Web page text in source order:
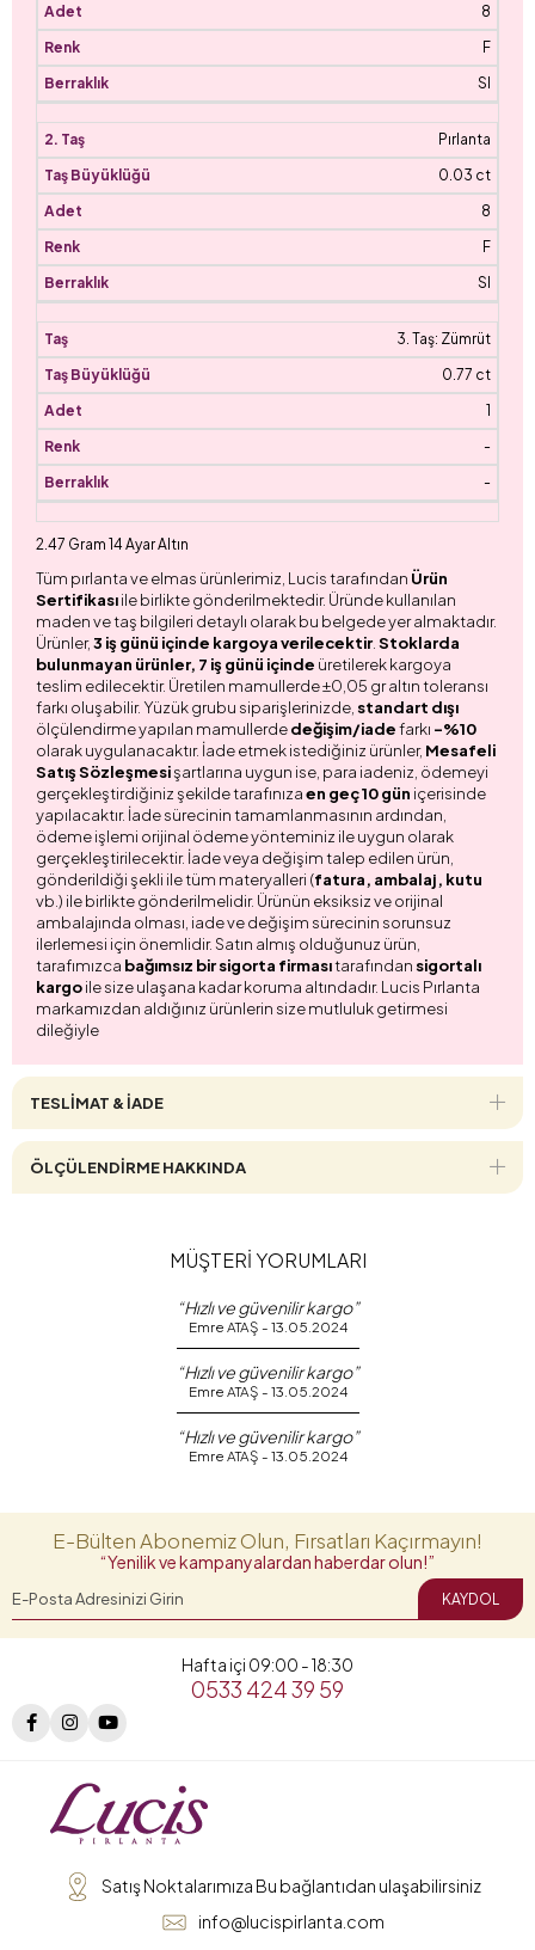
8
F
SI
Pırlanta
0.03 ct
8
F
SI
3. Taş: Zümrüt
0.77 ct
1
-
-
2.47 Gram 14 Ayar Altın
Tüm pırlanta ve elmas ürünlerimiz, Lucis tarafından Ürün
Sertifikasıile birlikte gönderilmektedir. Üründe kullanılan
maden ve taş bilgileri detaylı olarak bu belgede yer almaktadır.
Ürünler,3 iş günü içinde kargoya verilecektir. Stoklarda
bulunmayan ürünler, 7 iş günü içinde üretilerek kargoya
teslim edilecektir. Üretilen mamullerde ±0,05 gr altın toleransı
farkı oluşabilir. Yüzük grubu siparişlerinizde, standart dışı
ölçülendirme yapılan mamullerdedeğişim/iadefarkı -%10
olarak uygulanacaktır. İade etmek istediğiniz ürünler, Mesafeli
Satış Sözleşmesişartlarına uygun ise, para iadeniz, ödemeyi
gerçekleştirdiğiniz şekilde tarafınızaen geç 10 gün içerisinde
yapılacaktır. İade sürecinin tamamlanmasının ardından,
ödeme işlemi orijinal ödeme yönteminiz ile uygun olarak
gerçekleştirilecektir. İade veya değişim talep edilen ürün,
gönderildiği şekli ile tüm materyalleri (fatura, ambalaj, kutu
vb.) ile birlikte gönderilmelidir. Ürünün eksiksiz ve orijinal
ambalajında olması, iade ve değişim sürecinin sorunsuz
ilerlemesi için önemlidir. Satın almış olduğunuz ürün,
tarafımızca bağımsız bir sigorta firmasıtarafından sigortalı
kargoile size ulaşana kadar koruma altındadır. Lucis Pırlanta
markamızdan aldığınız ürünlerin size mutluluk getirmesi
dileğiyle
TESLİMAT & İADE
ÖLÇÜLENDİRME HAKKINDA
MÜŞTERİ YORUMLARI
“Hızlı ve güvenilir kargo”
Emre ATAŞ - 13.05.2024
“Hızlı ve güvenilir kargo”
Emre ATAŞ - 13.05.2024
“Hızlı ve güvenilir kargo”
Emre ATAŞ - 13.05.2024
E-Bülten Abonemiz Olun, Fırsatları Kaçırmayın!
“Yenilik ve kampanyalardan haberdar olun!”
KAYDOL
Hafta içi 09:00 - 18:30
0533 424 39 59
Satış Noktalarımıza Bu bağlantıdan ulaşabilirsiniz
info@lucispirlanta.com